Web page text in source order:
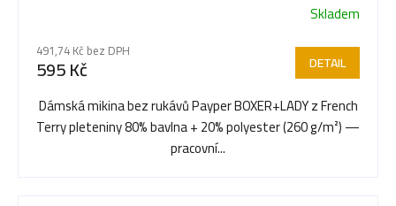
hodnocení
produktu
je
5,0
z
Skladem
491,74 Kč bez DPH
595 Kč DETAIL
Dámská mikina bez rukávů Payper BOXER+LADY z French
Terry pleteniny 80% bavlna + 20% polyester (260 g/m²) —
pracovní...